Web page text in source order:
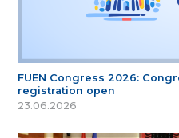
FUEN Congress 2026:
registration open
23.06.2026